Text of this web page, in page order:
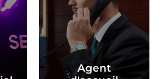
Agent